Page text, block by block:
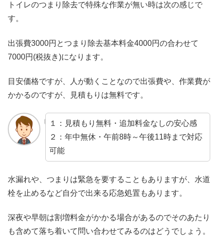
トイレのつまり除去で特殊な作業が無い時は次の感じで
す。
出張費3000円とつまり除去基本料金4000円の合わせて
7000円(税抜き)になります。
目安価格ですが、人が動くことなので出張費や、作業費が
かかるのですが、見積もりは無料です。
１：見積もり無料・追加料金なしの安心感
２：年中無休・午前8時～午後11時まで対応
可能
水漏れや、つまりは緊急を要することもありますが、水道
栓を止めるなど自分で出来る応急処置もあります。
深夜や早朝は割増料金がかかる場合があるのでそのあたり
も含めて落ち着いて問い合わせてみるのはどうでしょう。